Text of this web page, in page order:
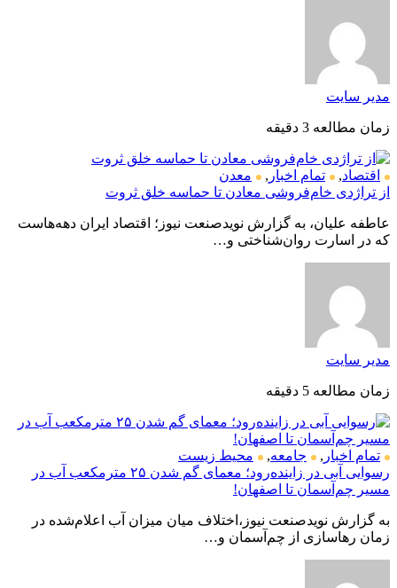
مدیر سایت
زمان مطالعه 3 دقیقه
اقتصاد, تمام اخبار ,
معدن
از تراژدی خام‌فروشی معادن تا حماسه خلق ثروت
عاطفه علیان، به گزارش نویدصنعت نیوز؛ اقتصاد ایران دهه‌هاست
که در اسارت روان‌شناختی و…
مدیر سایت
زمان مطالعه 5 دقیقه
تمام اخبار , جامعه,
محیط زیست
رسوایی آبی در زاینده‌رود؛ معمای گم شدن ۲۵ مترمکعب آب در
مسیر چم‌آسمان تا اصفهان!
به گزارش نویدصنعت نیوز،اختلاف میان میزان آب اعلام‌شده در
زمان رهاسازی از چم‌آسمان و…